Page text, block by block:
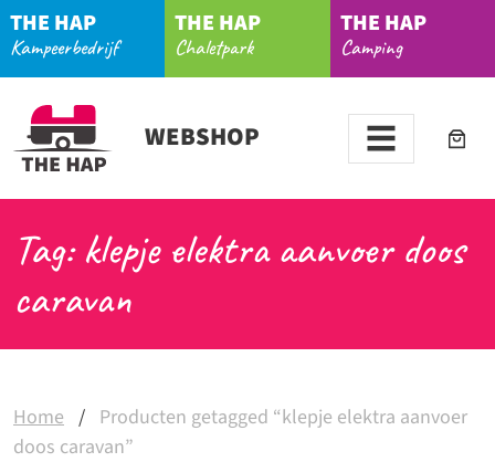
THE HAP
Kampeerbedrijf
THE HAP
Chaletpark
THE HAP
Camping
WEBSHOP
Tag: klepje elektra aanvoer doos
caravan
Home / Producten getagged “klepje elektra aanvoer
doos caravan”